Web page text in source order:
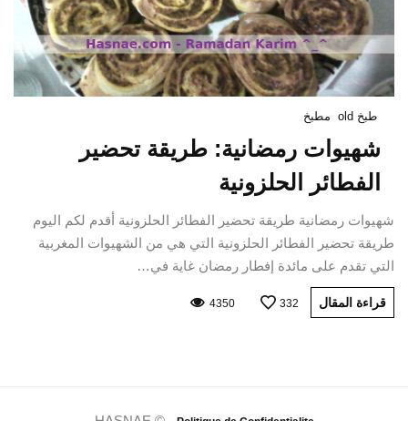
طبخ old مطبخ
شهيوات رمضانية: طريقة تحضير
الفطائر الحلزونية
شهيوات رمضانية طريقة تحضير الفطائر الحلزونية أقدم لكم اليوم
طريقة تحضير الفطائر الحلزونية التي هي من الشهيوات المغربية
التي تقدم على مائدة إفطار رمضان غاية في…
قراءة المقال 332
4350